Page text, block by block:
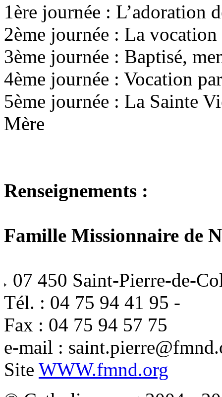
1ère journée : L’adoration
2ème journée : La vocation
3ème journée : Baptisé,
4ème journée : Vocation
5ème journée : La Sainte
Mère
Renseignements :
Famille Missionnaire de
07 450 Saint-Pierre-de-
Tél. : 04 75 94 41 95 -
Fax : 04 75 94 57 75
e-mail :
Site WWW.fmnd.org